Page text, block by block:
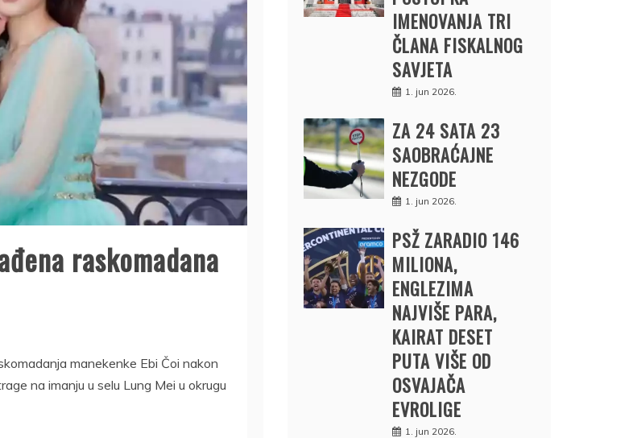
raskomadana
manekenke Ebi Čoi nakon
na imanju u selu Lung Mei u okrugu
IMENOVANJA TRI
ČLANA FISKALNOG
SAVJETA
1. jun 2026.
ZA 24 SATA 23
SAOBRAĆAJNE
NEZGODE
1. jun 2026.
PSŽ ZARADIO 146
MILIONA,
ENGLEZIMA
NAJVIŠE PARA,
KAIRAT DESET
PUTA VIŠE OD
OSVAJAČA
EVROLIGE
1. jun 2026.